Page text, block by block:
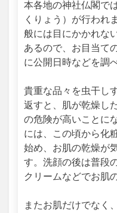
本各地の神社仏閣で
くりょう）が行われ
般には目にかかれな
あるので、お目当て
に公開日時などを調
貴重な品々を虫干し
返すと、肌が乾燥し
の危険が高いことに
には、この頃から化
始め、お肌の乾燥が
す。洗顔の後は普段
クリームなどでお肌
またお肌だけでなく